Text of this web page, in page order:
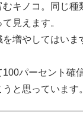
キノコ。同じ種
見えます。
を増やしてはい
パーセント確
と思っています。